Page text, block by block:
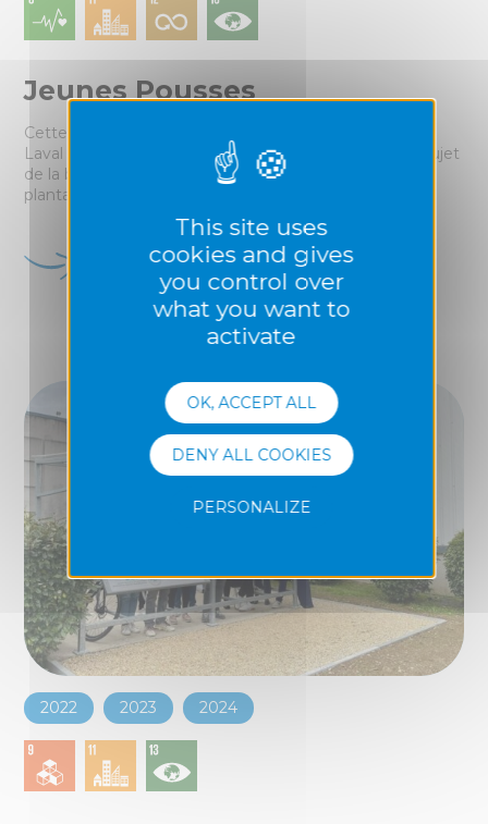
Jeunes Pousses
Cette action menée en collaboration avec les JCE de
Laval et de Mayenne vise à sensibiliser les jeunes au sujet
de la biodiversité en leur expliquant l'importance des
plantations (haies, arbres, ilôt de verdure urbain).
en savoir plus
2022 2023 2024
This site uses
cookies and gives
you control over
what you want to
activate
OK, ACCEPT ALL
DENY ALL COOKIES
PERSONALIZE